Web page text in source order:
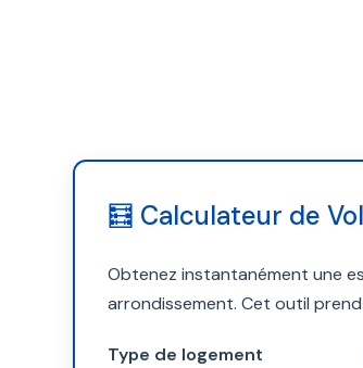
🧮 Calculateur de
Obtenez instantanément une
arrondissement. Cet outil
Type de logement